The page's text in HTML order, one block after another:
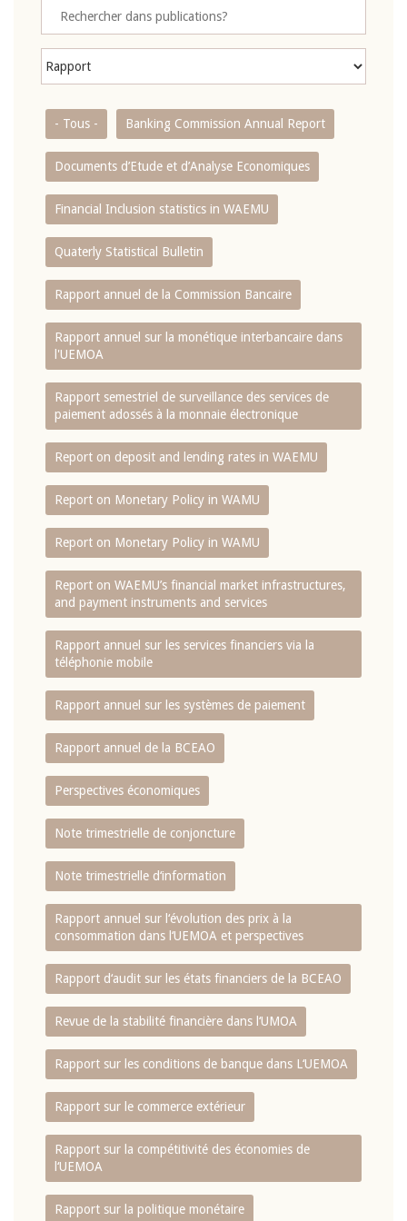
- Tous - Banking Commission Annual Report
Documents d’Etude et d’Analyse Economiques
Financial Inclusion statistics in WAEMU
Quaterly Statistical Bulletin
Rapport annuel de la Commission Bancaire
Rapport annuel sur la monétique interbancaire dans
l'UEMOA
Rapport semestriel de surveillance des services de
paiement adossés à la monnaie électronique
Report on deposit and lending rates in WAEMU
Report on Monetary Policy in WAMU
Report on Monetary Policy in WAMU
Report on WAEMU’s financial market infrastructures,
and payment instruments and services
Rapport annuel sur les services financiers via la
téléphonie mobile
Rapport annuel sur les systèmes de paiement
Rapport annuel de la BCEAO
Perspectives économiques
Note trimestrielle de conjoncture
Note trimestrielle d‘information
Rapport annuel sur l‘évolution des prix à la
consommation dans l‘UEMOA et perspectives
Rapport d‘audit sur les états financiers de la BCEAO
Revue de la stabilité financière dans l‘UMOA
Rapport sur les conditions de banque dans L‘UEMOA
Rapport sur le commerce extérieur
Rapport sur la compétitivité des économies de
l‘UEMOA
Rapport sur la politique monétaire